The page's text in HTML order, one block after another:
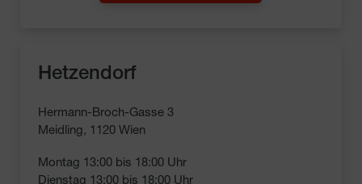
Hetzendorf
Hermann-Broch-Gasse 3
Meidling, 1120 Wien
Montag 13:00 bis 18:00 Uhr
Dienstag 13:00 bis 18:00 Uhr